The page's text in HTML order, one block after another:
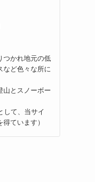
つかれ地元の低
など色々な所に
山とスノーボー
して、当サイ
ています）